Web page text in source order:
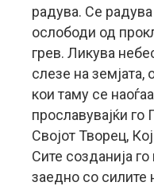
радува. Се радува
ослободи од
грев. Ликува
слезе на земјата,
кои таму се
прославувајќи го
Својот Творец,
Сите созданија
заедно со силите